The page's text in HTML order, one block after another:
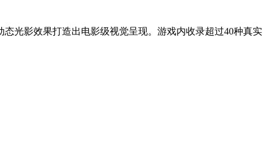
光影效果打造出电影级视觉呈现。游戏内收录超过40种真实